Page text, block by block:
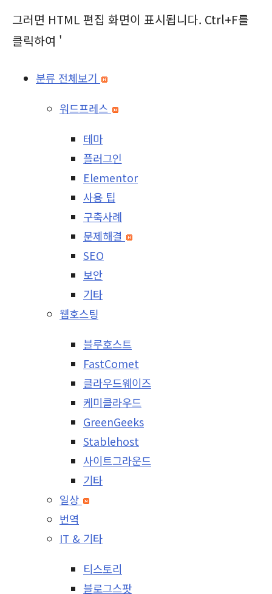
그러면 HTML 편집 화면이 표시됩니다. Ctrl+F를
클릭하여 '
분류 전체보기
워드프레스
테마
플러그인
Elementor
사용 팁
구축사례
문제해결
SEO
보안
기타
웹호스팅
블루호스트
FastComet
클라우드웨이즈
케미클라우드
GreenGeeks
Stablehost
사이트그라운드
기타
일상
번역
IT & 기타
티스토리
블로그스팟